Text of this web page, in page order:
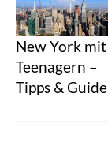
New York mit
Teenagern –
Tipps & Guide